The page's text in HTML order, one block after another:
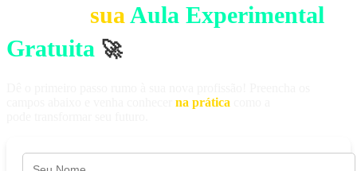
sua Aula Experimental
Gratuita 🚀
na prática